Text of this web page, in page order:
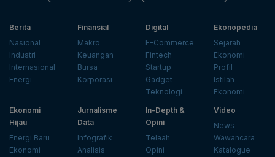
Berita
Nasional
Industri
Internasional
Energi
Finansial
Makro
Keuangan
Bursa
Korporasi
Digital
E-Commerce
Fintech
Startup
Gadget
Teknologi
Ekonopedia
Sejarah
Ekonomi
Profil
Istilah
Ekonomi
Ekonomi
Hijau
Energi Baru
Ekonomi
Jurnalisme
Data
Infografik
Analisis
In-Depth &
Opini
Telaah
Opini
Video
News
Wawancara
Katalogue